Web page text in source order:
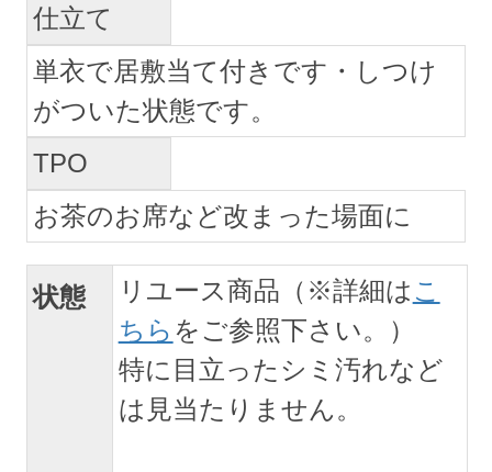
仕立て
単衣で居敷当て付きです・しつけ
がついた状態です。
TPO
お茶のお席など改まった場面に
状態 リユース商品（※詳細は こ
ちら をご参照下さい。）
特に目立ったシミ汚れなど
は見当たりません。